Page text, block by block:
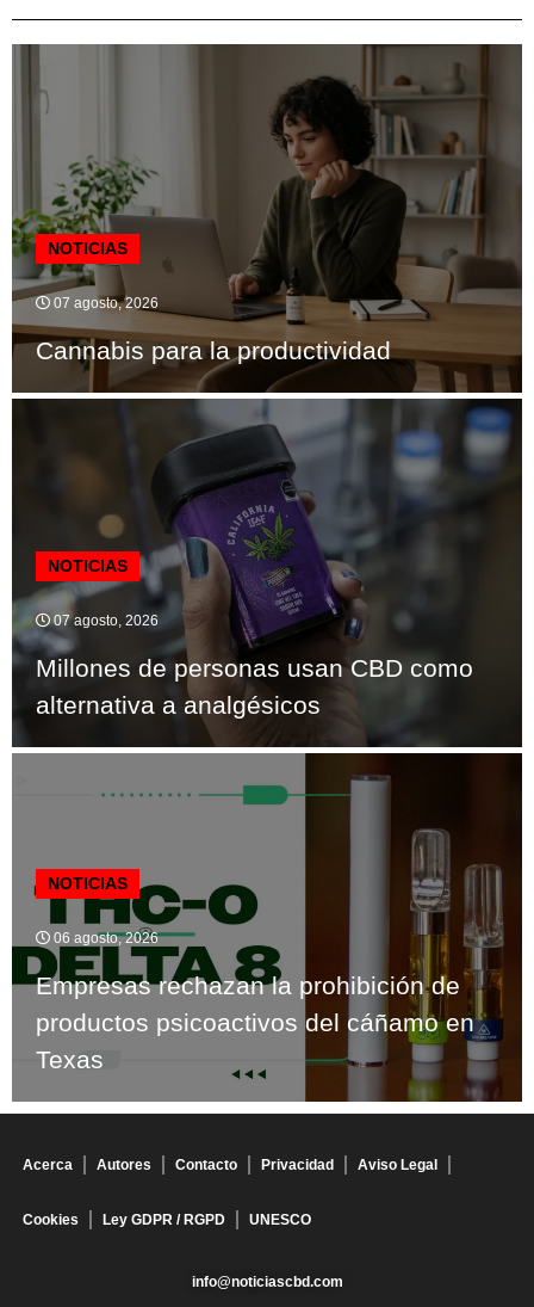
NOTICIAS
07 agosto, 2026
Cannabis para la productividad
NOTICIAS
07 agosto, 2026
Millones de personas usan CBD como
alternativa a analgésicos
NOTICIAS
06 agosto, 2026
Empresas rechazan la prohibición de
productos psicoactivos del cáñamo en
Texas
Acerca Autores Contacto Privacidad Aviso Legal
Cookies Ley GDPR / RGPD UNESCO
info@noticiascbd.com